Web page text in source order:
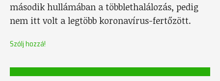
második hullámában a többlethalálozás, pedig
nem itt volt a legtöbb koronavírus-fertőzött.
Szólj hozzá!